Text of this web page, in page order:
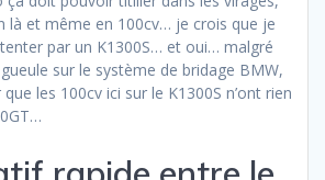
là et même en 100cv… je crois que je
par un K1300S… et oui… malgré
sur le système de bridage BMW,
les 100cv ici sur le K1300S n’ont rien